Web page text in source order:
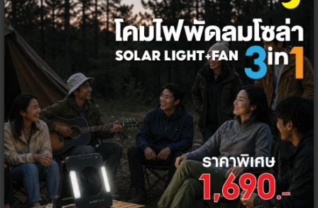
เซอร์กิตเบรกเกอร์
สวิตช์ไฟฟ้าแบบอัตโนมัติที่ถูกออกแบบมาเพื่อป้องกันเหตุไฟฟ้าเกิดความเสีย
หายจากกระแสไฟส่วนเกิน โดยการทำงานพื้นฐานของเบรกเกอร์จะทำหน้าที่ตัด
กระแสไฟฟ้าหลังจากตรวจพบความผิดปกติในวงจร และเมื่อตัดกระแสไฟฟ้าใน
วงจรไปแล้ว จะสามารถปิดหรือต่อวงจรใหม่ได้ทันทีหลังแก้ปัญหา
ประเภทของเบรกเกอร์ที่ใช้บ้าน
สามารถแบ่งแยกเบรกเกอร์ได้ตามประเภทพิกัดแรงดันไฟฟ้า ได้ 3 ประเภทหลัก
ได้แก่ Low Voltage, Medium Voltage และ High Voltage โดยประเภทที่นิยม
ใช้ในที่พักอาศัยและอาคารมักจะเป็นแบบ Low Voltage ที่ประกอบไปด้วย
Miniature Circuit Breakers (MCBs)